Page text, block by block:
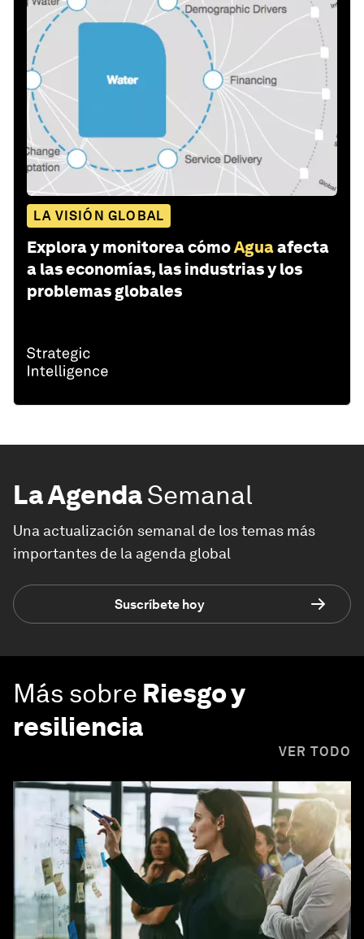
LA VISIÓN GLOBAL
Explora y monitorea cómoAguaafecta
a las economías, las industrias y los
problemas globales
La AgendaSemanal
Una actualización semanal de los temas más
importantes de la agenda global
Suscríbete hoy
Más sobre Riesgo y
resiliencia
VER TODO